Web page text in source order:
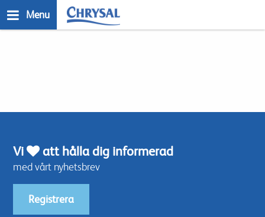
to
Menu
Vi att hålla dig informerad
med vårt nyhetsbrev
Registrera